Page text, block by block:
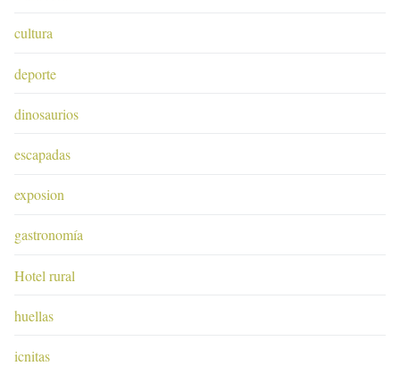
cultura
deporte
dinosaurios
escapadas
exposion
gastronomía
Hotel rural
huellas
icnitas